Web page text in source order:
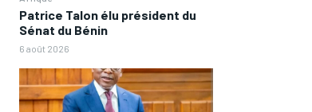
Patrice Talon élu président du
Sénat du Bénin
6 août 2026